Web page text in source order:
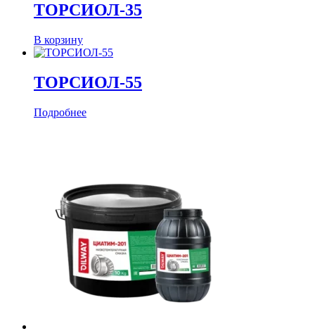
ТОРСИОЛ-35
В корзину
ТОРСИОЛ-55
Подробнее